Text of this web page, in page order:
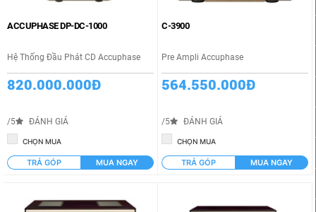
Từ 15 đến 25 triệu
Từ 25 đến 50 triệu
Từ 50 đến 100 triệu
Từ 100 đến 200 triệu
Từ 500 đến 1 tỷ
Trên 1 tỷ
Giá thấp đến cao
ACCUPHASE DP-DC-1000
Hệ Thống Đầu Phát CD Accuphase
820.000.000Đ
/5 ĐÁNH GIÁ
CHỌN MUA
TRẢ GÓP MUA NGAY
C-3900
Pre Ampli Accuphase
564.550.000Đ
/5 ĐÁNH GIÁ
CHỌN MUA
TRẢ GÓP MUA NGAY